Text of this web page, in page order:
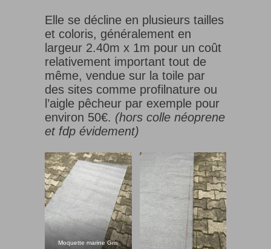
Elle se décline en plusieurs tailles
et coloris, généralement en
largeur 2.40m x 1m pour un coût
relativement important tout de
même, vendue sur la toile par
des sites comme profilnature ou
l’aigle pêcheur par exemple pour
environ 50€. (hors colle néoprene
et fdp évidement)
Moquette marine Gris